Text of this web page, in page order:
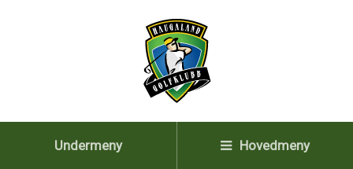
Undermeny Hovedmeny